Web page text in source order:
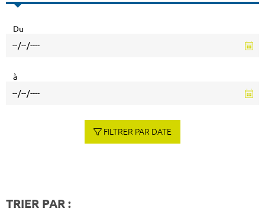
Du
à
FILTRER PAR DATE
TRIER PAR :